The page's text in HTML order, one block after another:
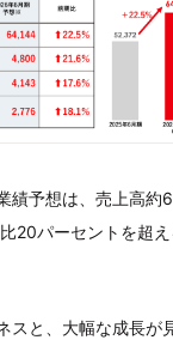
績予想は、売上高約
20パーセントを超
スと、大幅な成長が